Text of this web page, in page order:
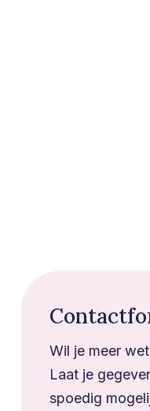
Wil je meer
Laat je
spoedig